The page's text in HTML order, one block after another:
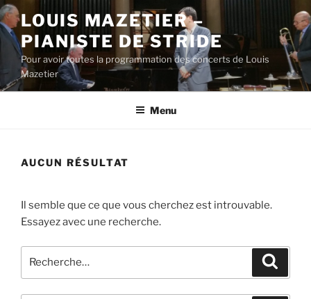
Aller
au
contenu
principal
LOUIS MAZETIER –
PIANISTE DE STRIDE
Pour avoir toutes la programmation des concerts de Louis
Mazetier
Menu
AUCUN RÉSULTAT
Il semble que ce que vous cherchez est introuvable.
Essayez avec une recherche.
pour